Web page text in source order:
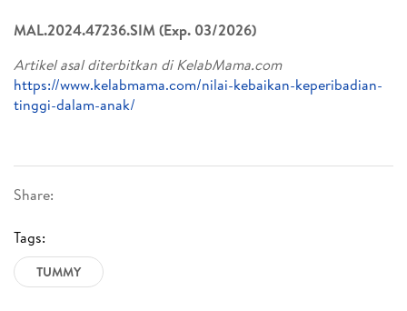
Share:
Tags:
TUMMY
MAL.2024.47236.SIM (Exp. 03/2026)
Artikel asal diterbitkan di KelabMama.com
https://www.kelabmama.com/nilai-kebaikan-keperibadian-
tinggi-dalam-anak/